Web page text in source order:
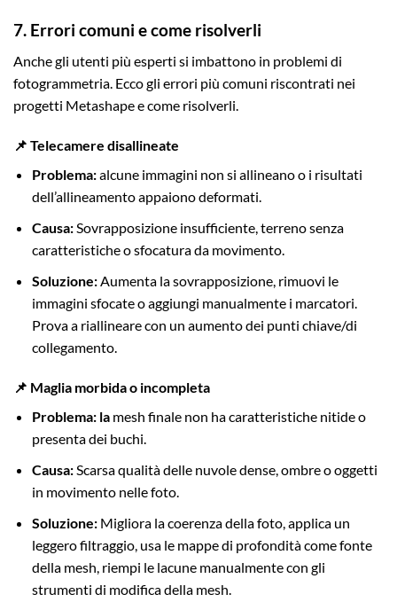
7. Errori comuni e come risolverli
Anche gli utenti più esperti si imbattono in problemi di
fotogrammetria. Ecco gli errori più comuni riscontrati nei
progetti Metashape e come risolverli.
📌 Telecamere disallineate
Problema:alcune immagini non si allineano o i risultati
dell’allineamento appaiono deformati.
Causa:Sovrapposizione insufficiente, terreno senza
caratteristiche o sfocatura da movimento.
Soluzione:Aumenta la sovrapposizione, rimuovi le
immagini sfocate o aggiungi manualmente i marcatori.
Prova a riallineare con un aumento dei punti chiave/di
collegamento.
📌 Maglia morbida o incompleta
Problema: lamesh finale non ha caratteristiche nitide o
presenta dei buchi.
Causa:Scarsa qualità delle nuvole dense, ombre o oggetti
in movimento nelle foto.
Soluzione:Migliora la coerenza della foto, applica un
leggero filtraggio, usa le mappe di profondità come fonte
della mesh, riempi le lacune manualmente con gli
strumenti di modifica della mesh.